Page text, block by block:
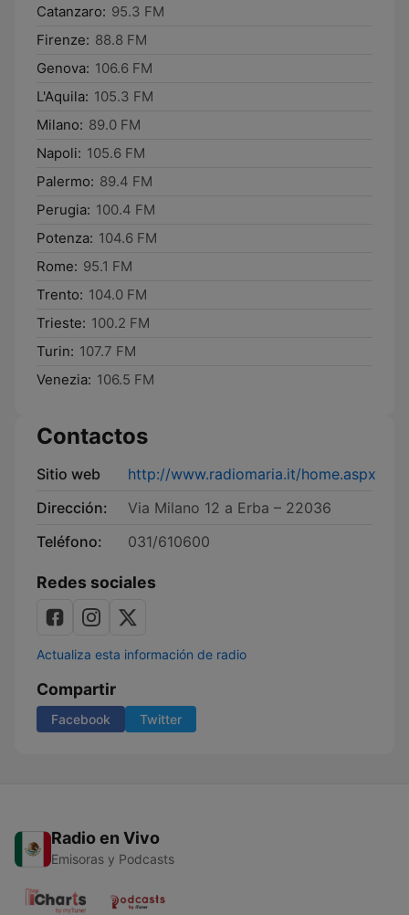
Catanzaro: 95.3 FM
Firenze: 88.8 FM
Genova: 106.6 FM
L'Aquila: 105.3 FM
Milano: 89.0 FM
Napoli: 105.6 FM
Palermo: 89.4 FM
Perugia: 100.4 FM
Potenza: 104.6 FM
Rome: 95.1 FM
Trento: 104.0 FM
Trieste: 100.2 FM
Turin: 107.7 FM
Venezia: 106.5 FM
Contactos
Sitio web
http://www.radiomaria.it/home.aspx
Dirección:
Via Milano 12 a Erba – 22036
Teléfono:
031/610600
Redes sociales
Actualiza esta información de radio
Compartir
Facebook Twitter
Radio en Vivo
Emisoras y Podcasts